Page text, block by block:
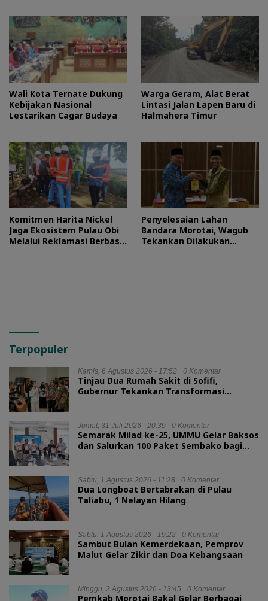
Wali Kota Ternate Dukung
Kebijakan Nasional
Lestarikan Cagar Budaya
Warga Geram, Alat Berat
Lintasi Jalan Lapen Baru di
Halmahera Timur
Komitmen Harita Nickel
Jaga Ekosistem Pulau Obi
Melalui Reklamasi Berbasis
Penyelesaian Lahan
Bandara Morotai, Wagub
Tekankan Dilakukan
Terpopuler
Kamis, 6 Agustus 2026 - 17:52 0 Komentar
Tinjau Dua Rumah Sakit di Sofifi,
Gubernur Tekankan Transformasi
Jumat, 31 Juli 2026 - 20:39 0 Komentar
Semarak Milad ke-25, UMMU Gelar Baksos
dan Salurkan 100 Paket Sembako bagi
Sabtu, 1 Agustus 2026 - 11:28 0 Komentar
Dua Longboat Bertabrakan di Pulau
Taliabu, 1 Nelayan Hilang
Sabtu, 1 Agustus 2026 - 19:22 0 Komentar
Sambut Bulan Kemerdekaan, Pemprov
Malut Gelar Zikir dan Doa Kebangsaan
Minggu, 2 Agustus 2026 - 13:45 0 Komentar
Pemkab Morotai Bakal Gelar Berbagai